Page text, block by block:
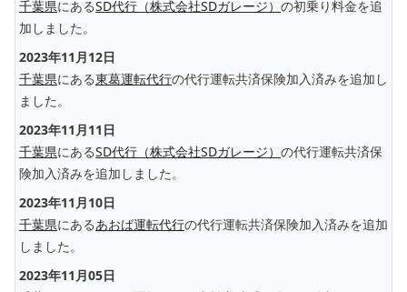
千葉県にあるSD代行（株式会社SDガレージ） の初乗り料金を追
加しました。
2023年11月12日
千葉県にある東葛運転代行の代行運転共済保険加入済みを追加し
ました。
2023年11月11日
千葉県にあるSD代行（株式会社SDガレージ） の代行運転共済保
険加入済みを追加しました。
2023年11月10日
千葉県にあるあおば運転代行の代行運転共済保険加入済みを追加
しました。
2023年11月05日